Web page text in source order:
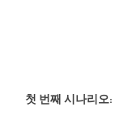
첫 번째 시나리오: